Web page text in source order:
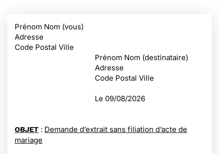
Prénom Nom (vous)
Adresse
Code Postal Ville
Prénom Nom (destinataire)
Adresse
Code Postal Ville
Le 09/08/2026
OBJET : Demande d’extrait sans filiation d’acte de
mariage